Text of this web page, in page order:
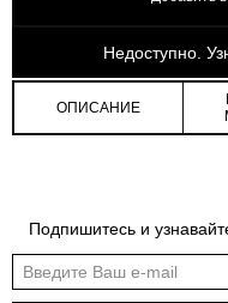
Недоступно.
арт: 4-34005_50180-167
ОПИСАНИЕ
Подпишитесь и